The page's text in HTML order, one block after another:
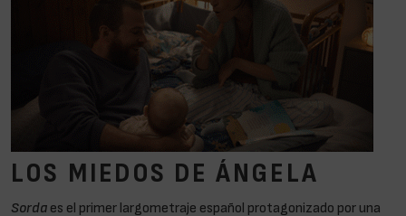
LOS MIEDOS DE ÁNGELA
Sorda es el primer largometraje español protagonizado por una